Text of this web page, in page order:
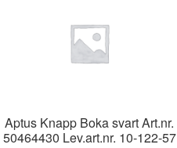
Aptus Knapp Boka svart Art.nr.
50464430 Lev.art.nr. 10-122-57